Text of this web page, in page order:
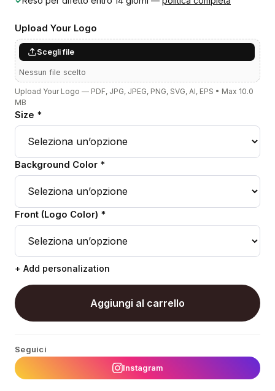
Upload Your Logo
Scegli file
Nessun file scelto
Upload Your Logo — PDF, JPG, JPEG, PNG, SVG, AI, EPS • Max 10.0
MB
Size *
Background Color *
Front (Logo Color) *
+ Add personalization
Aggiungi al carrello
Seguici
Instagram